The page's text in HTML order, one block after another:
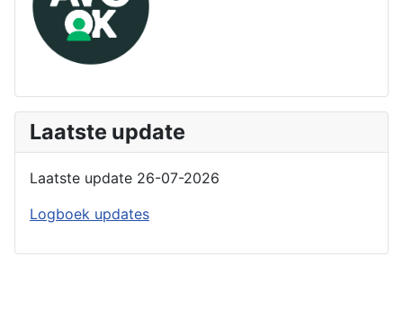
Laatste update
Laatste update 26-07-2026
Logboek updates